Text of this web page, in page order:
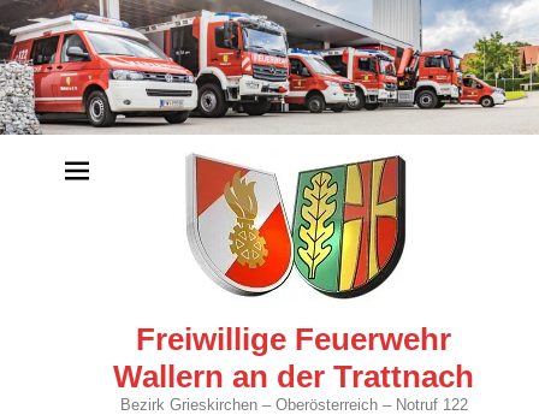
Freiwillige Feuerwehr
Wallern an der Trattnach
Bezirk Grieskirchen – Oberösterreich – Notruf 122